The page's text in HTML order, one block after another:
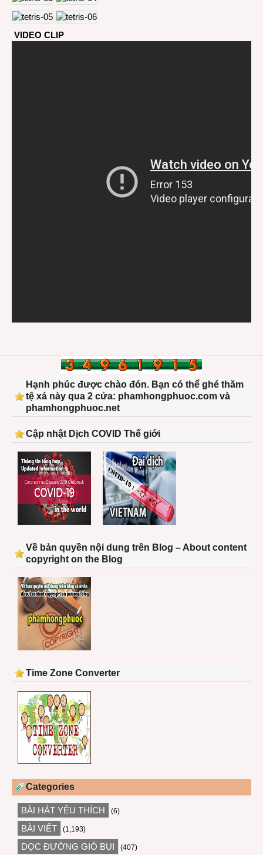
VIDEO CLIP
Hạnh phúc được chào đón. Bạn có thể ghé thăm
tệ xá này qua 2 cửa: phamhongphuoc.com và
phamhongphuoc.net
Cập nhật Dịch COVID Thế giới
Về bản quyền nội dung trên Blog – About content
copyright on the Blog
Time Zone Converter
Categories
BÀI HÁT YÊU THÍCH (6)
BÀI VIẾT (1,193)
DỌC ĐƯỜNG GIÓ BỤI (407)